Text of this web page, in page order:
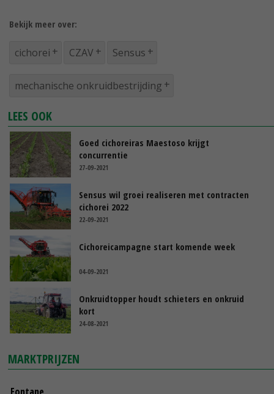
Bekijk meer over:
cichorei CZAV Sensus
mechanische onkruidbestrijding
LEES OOK
Goed cichoreiras Maestoso krijgt
concurrentie
27-09-2021
Sensus wil groei realiseren met contracten
cichorei 2022
22-09-2021
Cichoreicampagne start komende week
04-09-2021
Onkruidtopper houdt schieters en onkruid
kort
24-08-2021
MARKTPRIJZEN